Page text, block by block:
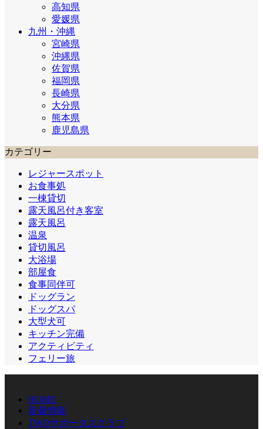
高知県
愛媛県
九州・沖縄
宮崎県
沖縄県
佐賀県
福岡県
長崎県
大分県
熊本県
鹿児島県
カテゴリー
レジャースポット
お食事処
一棟貸切
露天風呂付き客室
露天風呂
温泉
貸切風呂
大浴場
部屋食
食事同伴可
ドッグラン
ドッグスパ
大型犬可
キッチン完備
アクティビティ
フェリー旅
HOME
新着情報
TWDサポータズクラブ